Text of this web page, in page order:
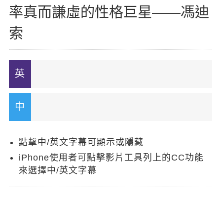
基礎字彙
英文文法技巧
Let's Talk
西班牙語
企業訓練
率真而謙虛的性格巨星——馮迪
索
點擊中/英文字幕可顯示或隱藏
iPhone使用者可點擊影片工具列上的CC功能
來選擇中/英文字幕